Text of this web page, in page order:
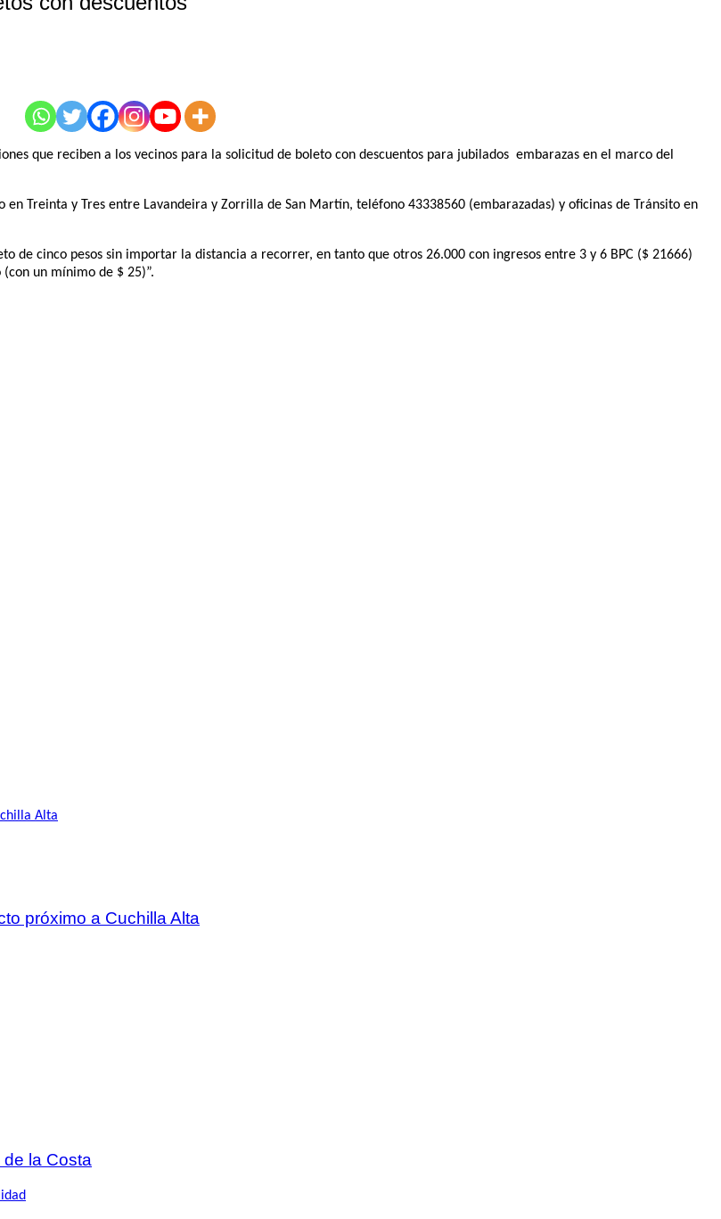
que reciben a los vecinos para la solicitud de boleto con descuentos para jubilados embarazas en el marco del
en Treinta y Tres entre Lavandeira y Zorrilla de San Martín, teléfono 43338560 (embarazadas) y oficinas de Tránsito en
de cinco pesos sin importar la distancia a recorrer, en tanto que otros 26.000 con ingresos entre 3 y 6 BPC ($ 21666)
un mínimo de $ 25)”.
próximo a Cuchilla Alta
la Costa